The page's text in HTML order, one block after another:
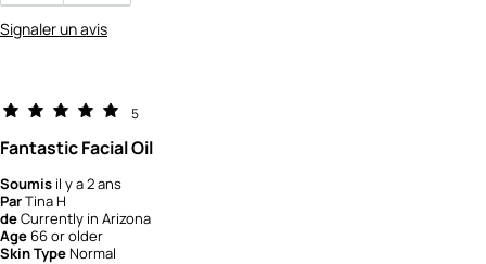
Signaler un avis
5
Fantastic Facial Oil
Soumis il y a 2 ans
ParTina H
deCurrently in Arizona
Age66 or older
Skin TypeNormal